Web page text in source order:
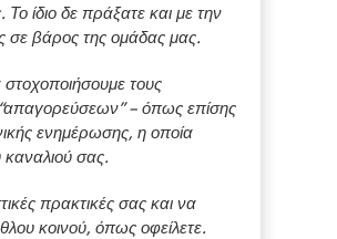
ίδιο δε πράξατε και με την
σε βάρος της ομάδας μας.
τους
– όπως επίσης
ενημέρωσης, η οποία
καναλιού σας.
πρακτικές σας και να
κοινού, όπως οφείλετε.